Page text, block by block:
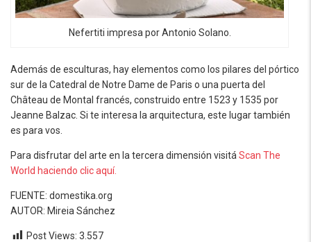
Nefertiti impresa por Antonio Solano.
Además de esculturas, hay elementos como los pilares del pórtico
sur de la Catedral de Notre Dame de Paris o una puerta del
Château de Montal francés, construido entre 1523 y 1535 por
Jeanne Balzac. Si te interesa la arquitectura, este lugar también
es para vos.
Para disfrutar del arte en la tercera dimensión visitá Scan The
World haciendo clic aquí.
FUENTE: domestika.org
AUTOR: Mireia Sánchez
Post Views: 3.557